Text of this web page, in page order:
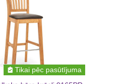
Tikai pēc pasūtījuma